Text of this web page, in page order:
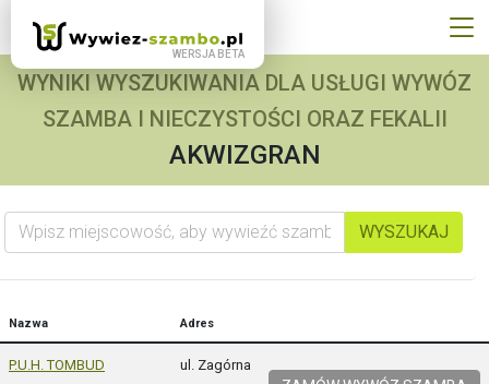
WYNIKI WYSZUKIWANIA DLA USŁUGI WYWÓZ
SZAMBA I NIECZYSTOŚCI ORAZ FEKALII
AKWIZGRAN
Wpisz miejscowość, aby wywieźć szambo
WYSZUKAJ
Nazwa Adres
P.U.H. TOMBUD
ul. Zagórna